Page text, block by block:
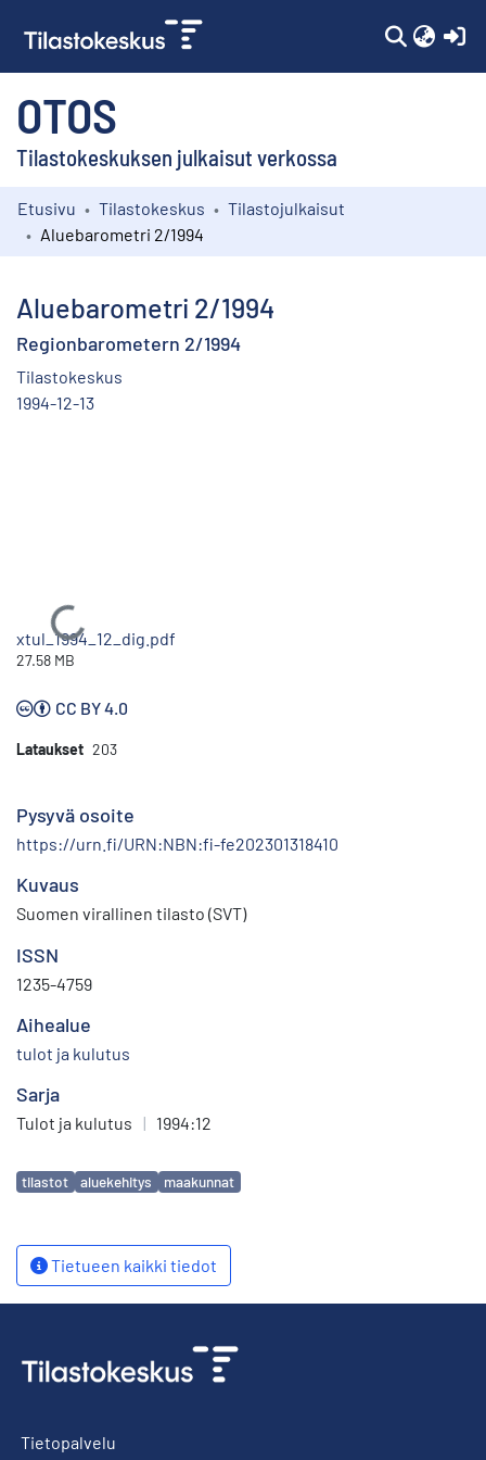
OTOS
Tilastokeskuksen julkaisut verkossa
Kokoelmat
Etusivu Tilastokeskus
Tilastojulkaisut
Aluebarometri 2/1994
Aluebarometri 2/1994
Regionbarometern 2/1994
Tilastokeskus
1994-12-13
Ladataan...
xtul_1994_12_dig.pdf
27.58 MB
CC BY 4.0
Lataukset 203
Pysyvä osoite
https://urn.fi/URN:NBN:fi-fe202301318410
Kuvaus
Suomen virallinen tilasto (SVT)
ISSN
1235-4759
Aihealue
tulot ja kulutus
Sarja
Tulot ja kulutus | 1994:12
Avainsanat
tilastot aluekehitys maakunnat
Tietueen kaikki tiedot
Tietopalvelu